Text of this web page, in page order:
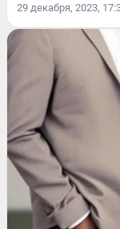
29 декабря, 2023,